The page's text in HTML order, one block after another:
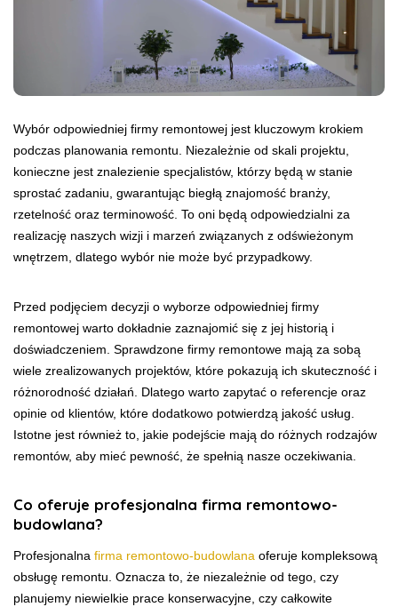
Wybór odpowiedniej firmy remontowej jest kluczowym krokiem
podczas planowania remontu. Niezależnie od skali projektu,
konieczne jest znalezienie specjalistów, którzy będą w stanie
sprostać zadaniu, gwarantując biegłą znajomość branży,
rzetelność oraz terminowość. To oni będą odpowiedzialni za
realizację naszych wizji i marzeń związanych z odświeżonym
wnętrzem, dlatego wybór nie może być przypadkowy.
Przed podjęciem decyzji o wyborze odpowiedniej firmy
remontowej warto dokładnie zaznajomić się z jej historią i
doświadczeniem. Sprawdzone firmy remontowe mają za sobą
wiele zrealizowanych projektów, które pokazują ich skuteczność i
różnorodność działań. Dlatego warto zapytać o referencje oraz
opinie od klientów, które dodatkowo potwierdzą jakość usług.
Istotne jest również to, jakie podejście mają do różnych rodzajów
remontów, aby mieć pewność, że spełnią nasze oczekiwania.
Co oferuje profesjonalna firma remontowo-
budowlana?
Profesjonalna firma remontowo-budowlana oferuje kompleksową
obsługę remontu. Oznacza to, że niezależnie od tego, czy
planujemy niewielkie prace konserwacyjne, czy całkowite